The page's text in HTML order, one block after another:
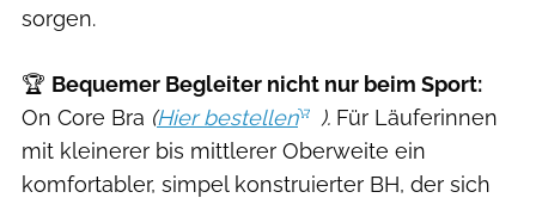
sorgen.
🏆 Bequemer Begleiter nicht nur beim Sport:
On Core Bra (Hier bestellen ). Für Läuferinnen
mit kleinerer bis mittlerer Oberweite ein
komfortabler, simpel konstruierter BH, der sich